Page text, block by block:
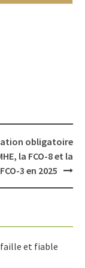
obligatoire
la FCO-8 et la
FCO-3 en 2025
et fiable